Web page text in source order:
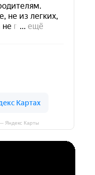
Яндекс Карты